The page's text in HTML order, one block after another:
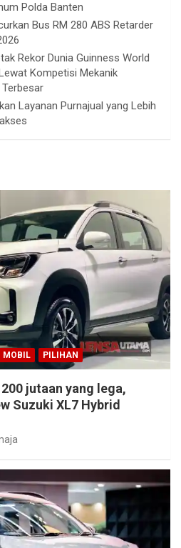
Polda Banten
Bus RM 280 ABS Retarder
Rekor Dunia Guinness World
Kompetisi Mekanik
Layanan Purnajual yang Lebih
MOBIL PILIHAN
jutaan yang lega,
Suzuki XL7 Hybrid